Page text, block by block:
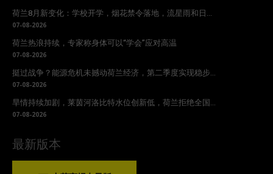
荷兰8月新变化：学校开学，烟花禁令落地，流星雨和日...
07-08-2026
荷兰热浪持续，专家称身体可以“学会”应对高温
07-08-2026
挺过战争？能源危机未撼动荷兰经济，第二季度实现稳步...
07-08-2026
旱情持续加剧，莱茵河洛比特水位创新低，荷兰拒绝全国...
07-08-2026
最新版本